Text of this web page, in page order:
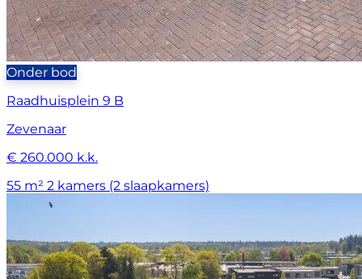
Onder bod
Raadhuisplein 9 B
Zevenaar
€ 260.000 k.k.
55 m² 2 kamers (2 slaapkamers)